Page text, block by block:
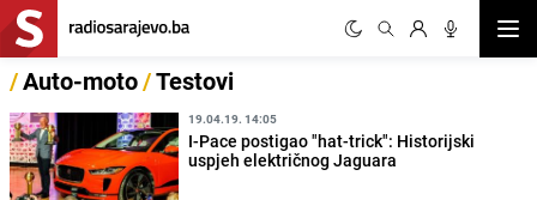
/Auto-moto/Testovi
19.04.19. 14:05
I-Pace postigao "hat-trick": Historijski
uspjeh električnog Jaguara